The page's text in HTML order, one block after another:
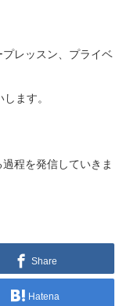
レッスン、プライベ
ます。
程を発信していきま
Share
Hatena